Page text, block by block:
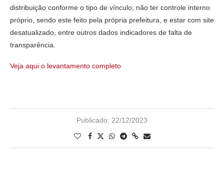
distribuição conforme o tipo de vínculo; não ter controle interno
próprio, sendo este feito pela própria prefeitura, e estar com site
desatualizado, entre outros dados indicadores de falta de
transparência.
Veja aqui o levantamento completo
Publicado: 22/12/2023